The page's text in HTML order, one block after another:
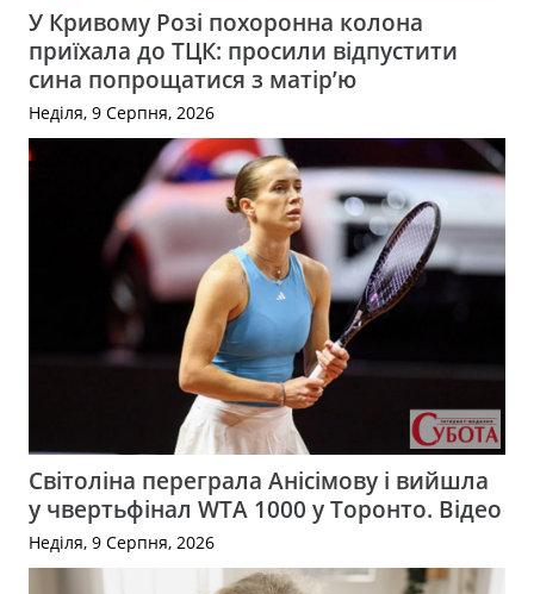
У Кривому Розі похоронна колона
приїхала до ТЦК: просили відпустити
сина попрощатися з матір’ю
Неділя, 9 Серпня, 2026
Світоліна переграла Анісімову і вийшла
у чвертьфінал WTA 1000 у Торонто. Відео
Неділя, 9 Серпня, 2026